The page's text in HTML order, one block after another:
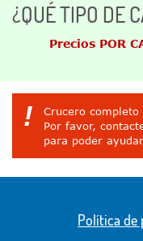
¿QUÉ TIPO DE
Precios POR
!
Crucero
Por favor,
para poder
Política de